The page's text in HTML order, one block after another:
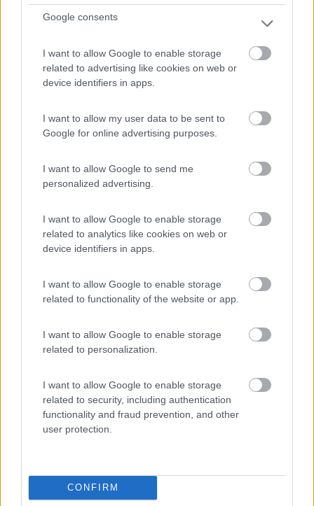
Google consents
I want to allow Google to enable storage
related to advertising like cookies on web or
device identifiers in apps.
I want to allow my user data to be sent to
Google for online advertising purposes.
I want to allow Google to send me
personalized advertising.
I want to allow Google to enable storage
related to analytics like cookies on web or
device identifiers in apps.
I want to allow Google to enable storage
related to functionality of the website or app.
I want to allow Google to enable storage
related to personalization.
I want to allow Google to enable storage
related to security, including authentication
functionality and fraud prevention, and other
user protection.
CONFIRM
Sulla strada per la Diga Bissina in prossimità di Malga...
Daone (TN) - 76.1km
Area di sosta (AA)
Rocca dei Marchesi
8
Servizi / Posizione
Sabbio Chiese (BS) - 77.5km
Via S. Moretti 86